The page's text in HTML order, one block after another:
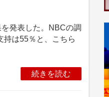
発表した。NBCの調
持は55％と、こちら
続きを読む